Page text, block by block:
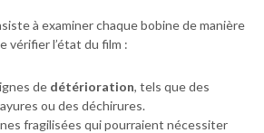
à examiner chaque bobine de manière
vérifier l’état du film :
de détérioration, tels que des
ou des déchirures.
fragilisées qui pourraient nécessiter